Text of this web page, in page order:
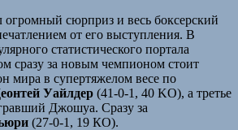
огромный сюрприз и весь боксерский
от его выступления. В
статистического портала
сразу за новым чемпионом стоит
мира в супертяжелом весе по
Уайлдер (41-0-1, 40 KO), а третье
Джошуа. Сразу за
(27-0-1, 19 КО).